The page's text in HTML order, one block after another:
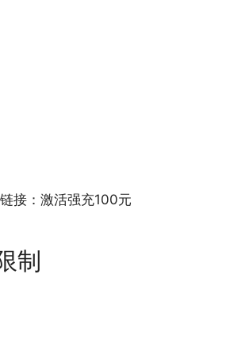
接：激活强充100元
制